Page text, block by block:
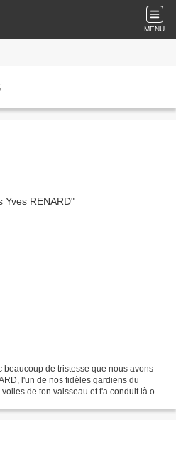
MENU
beaucoup de tristesse que nous avons
l'un de nos fidèles gardiens du
de ton vaisseau et t'a conduit là où